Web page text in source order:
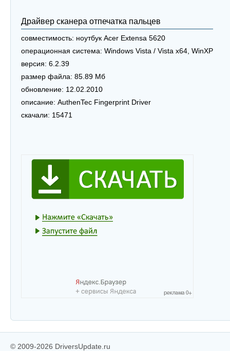
Драйвер сканера отпечатка пальцев
совместимость: ноутбук Acer Extensa 5620
операционная система: Windows Vista / Vista x64, WinXP
версия: 6.2.39
размер файла: 85.89 Мб
обновление: 12.02.2010
описание: AuthenTec Fingerprint Driver
скачали: 15471
© 2009-2026 DriversUpdate.ru